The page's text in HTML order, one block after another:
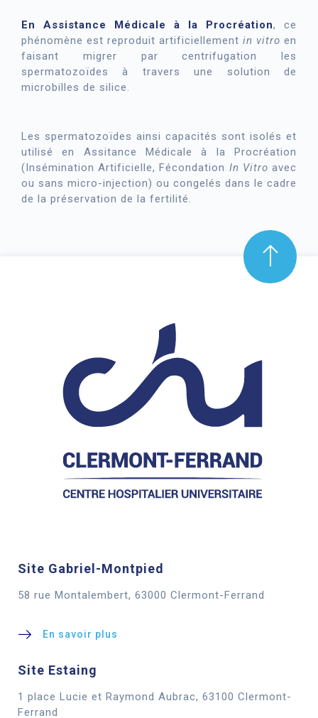
En Assistance Médicale à la Procréation, ce
phénomène est reproduit artificiellement in vitro en
faisant migrer par centrifugation les
spermatozoïdes à travers une solution de
microbilles de silice.
Les spermatozoïdes ainsi capacités sont isolés et
utilisé en Assitance Médicale à la Procréation
(Insémination Artificielle, Fécondation In Vitroavec
ou sans micro-injection) ou congelés dans le cadre
de la préservation de la fertilité.
Site Gabriel-Montpied
58 rue Montalembert, 63000 Clermont-Ferrand
En savoir plus
Site Estaing
1 place Lucie et Raymond Aubrac, 63100 Clermont-
Ferrand